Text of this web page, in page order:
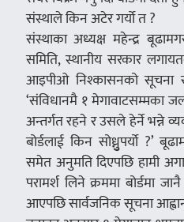
संस्थाले किन अटेर गर्यो त ?
संस्थाका अध्यक्ष महेन्द्र
समिति, स्थानीय सरकार
आइपीओ निश्कासनको सूचना
‘संविधानमै १ मेगावाटसम्मका
अन्तर्गत रहने र उसले हेर्ने भन्ने
बोर्डलाई किन सोध्नुुपर्यो ?’
समेत अनुमति दिएपछि हामी
परामर्श लिने क्रममा बोर्डमा
आएपछि सार्वजनिक सूचना